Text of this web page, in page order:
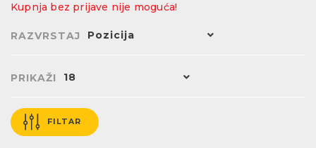
Kupnja bez prijave nije moguća!
RAZVRSTAJ Pozicija
PRIKAŽI 18
FILTAR